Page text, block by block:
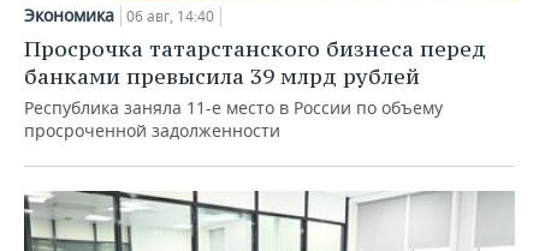
Экономика 06 авг, 14:40
Просрочка татарстанского бизнеса перед
банками превысила 39 млрд рублей
Республика заняла 11-е место в России по объему
просроченной задолженности